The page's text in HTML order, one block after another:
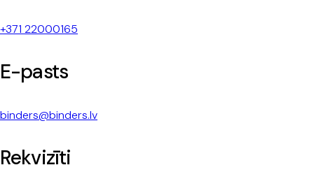
+371 22000165
E-pasts
binders@binders.lv
Rekvizīti